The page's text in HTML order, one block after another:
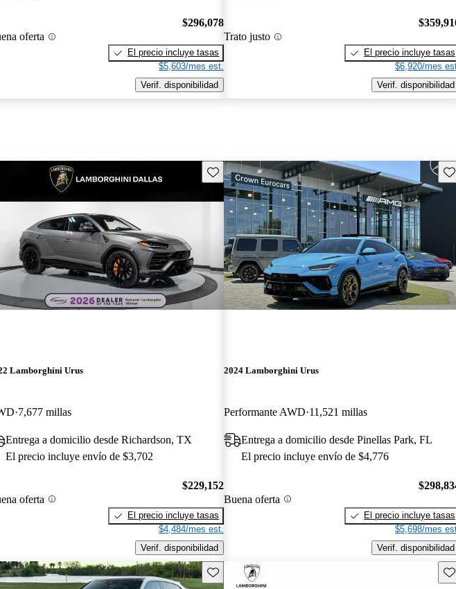
oferta
$296,078
El precio incluye tasas
$5,603/mes est.
Verif. disponibilidad
Trato justo
El precio incluye tasas
$6,920/mes
Verif. disponibilidad
Aviso Guarda este Aviso
Lamborghini Urus
7,677 millas
Entrega a domicilio desde Richardson, TX
El precio incluye envío de $3,702
oferta
$229,152
El precio incluye tasas
$4,484/mes est.
Verif. disponibilidad
2024 Lamborghini Urus
Performante AWD 11,521 millas
Entrega a domicilio desde Pinellas Park, FL
El precio incluye envío de $4,776
Buena oferta
El precio incluye tasas
$5,698/mes
Verif. disponibilidad
este Aviso Guarda este Aviso